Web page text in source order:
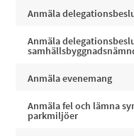
Anmäla
Anmäla
Anmäla evenemang
Anmäla fel och lämna
parkmiljöer